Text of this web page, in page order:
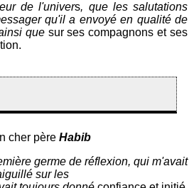
de l'univers, que les salutations
qu'il a envoyé en qualité de
que sur ses compagnons et ses
cher pèreHabib
germe de réflexion, qui m'avait
sur les